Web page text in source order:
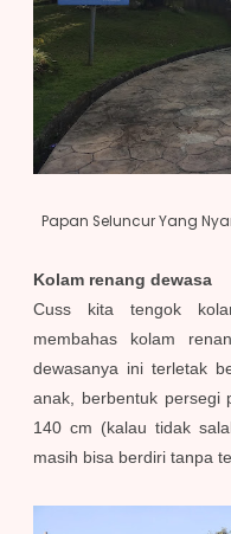
Papan Seluncur Yang
Kolam renang dewasa
Cuss kita tengok
membahas kolam
dewasanya ini terletak
anak, berbentuk persegi
140 cm (kalau tidak
masih bisa berdiri tanpa